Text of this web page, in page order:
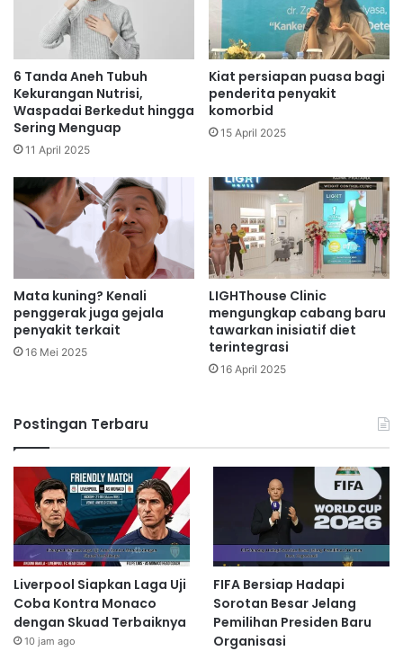
6 Tanda Aneh Tubuh
Kekurangan Nutrisi,
Waspadai Berkedut hingga
Sering Menguap
11 April 2025
Kiat persiapan puasa bagi
penderita penyakit
komorbid
15 April 2025
Mata kuning? Kenali
penggerak juga gejala
penyakit terkait
16 Mei 2025
LIGHThouse Clinic
mengungkap cabang baru
tawarkan inisiatif diet
terintegrasi
16 April 2025
Postingan Terbaru
Liverpool Siapkan Laga Uji
Coba Kontra Monaco
dengan Skuad Terbaiknya
10 jam ago
FIFA Bersiap Hadapi
Sorotan Besar Jelang
Pemilihan Presiden Baru
Organisasi